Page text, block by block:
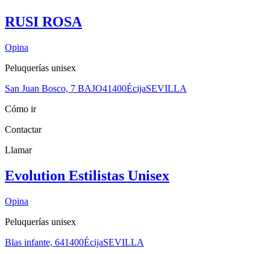
RUSI ROSA
Opina
Peluquerías unisex
San Juan Bosco, 7 BAJO41400ÉcijaSEVILLA
Cómo ir
Contactar
Llamar
Evolution Estilistas Unisex
Opina
Peluquerías unisex
Blas infante, 641400ÉcijaSEVILLA